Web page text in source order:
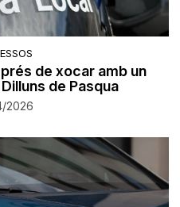
de xocar amb un
de Pasqua
2026